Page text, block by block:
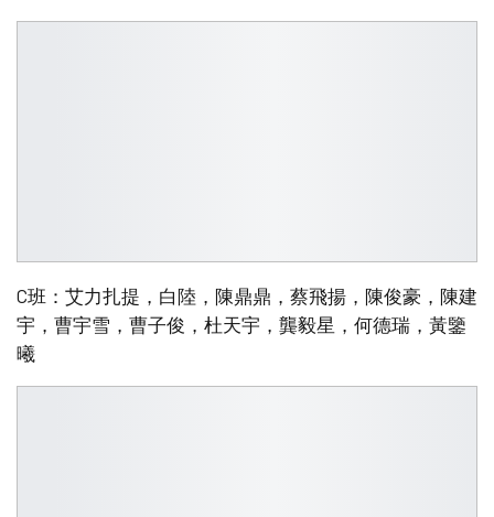
C班：艾力扎提，白陸，陳鼎鼎，蔡飛揚，陳俊豪，陳建
宇，曹宇雪，曹子俊，杜天宇，龔毅星，何德瑞，黃鑒
曦